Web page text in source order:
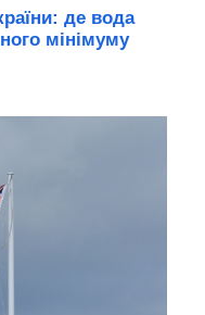
де вода
мінімуму